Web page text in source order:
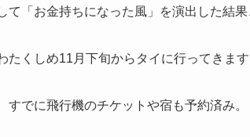
て「お金持ちになった風」を演出した結
たくしめ11月下旬からタイに行ってきます
すでに飛行機のチケットや宿も予約済み。